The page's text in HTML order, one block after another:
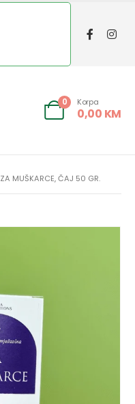
0 Korpa
0,00 KM
ZA MUŠKARCE, ČAJ 50 GR.